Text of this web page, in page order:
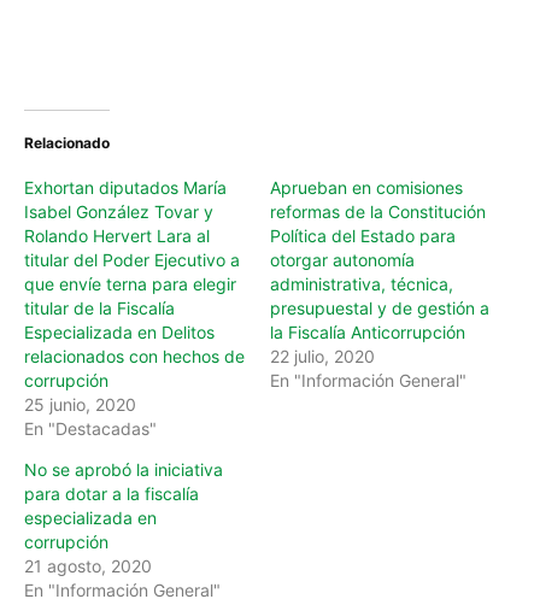
Relacionado
Exhortan diputados María
Isabel González Tovar y
Rolando Hervert Lara al
titular del Poder Ejecutivo a
que envíe terna para elegir
titular de la Fiscalía
Especializada en Delitos
relacionados con hechos de
corrupción
25 junio, 2020
En "Destacadas"
Aprueban en comisiones
reformas de la Constitución
Política del Estado para
otorgar autonomía
administrativa, técnica,
presupuestal y de gestión a
la Fiscalía Anticorrupción
22 julio, 2020
En "Información General"
No se aprobó la iniciativa
para dotar a la fiscalía
especializada en
corrupción
21 agosto, 2020
En "Información General"